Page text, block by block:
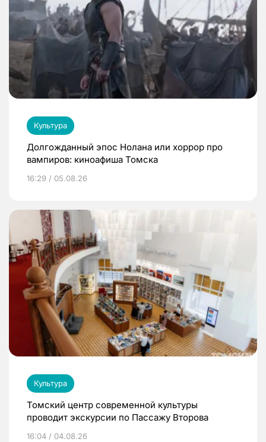
Культура
Долгожданный эпос Нолана или хоррор про
вампиров: киноафиша Томска
16:29 / 05.08.26
Культура
Томский центр современной культуры
проводит экскурсии по Пассажу Второва
16:04 / 04.08.26